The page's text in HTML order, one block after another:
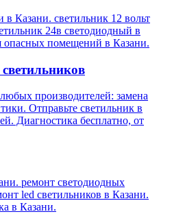
в Казани. светильник 12 вольт
24в светодиодный в
опасных помещений в Казани.
производителей: замена
Отправьте светильник в
Диагностика бесплатно, от
ремонт светодиодных
led светильников в Казани.
в Казани.